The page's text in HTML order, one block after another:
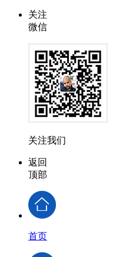
关注
微信
关注我们
返回
顶部
首页